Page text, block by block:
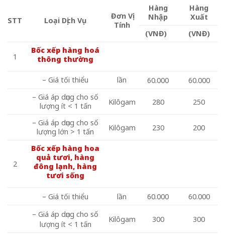
STT Loại Dịch Vụ
Đơn Vị
Tính
Hàng
Nhập
Hàng
Xuất
(VNĐ)
(VNĐ)
1
Bốc xếp hàng hoá
thông thường
– Giá tối thiểu lần 60.000
60.000
– Giá áp dụng cho số
lượng ít < 1 tấn
Kilôgam 280 250
– Giá áp dụng cho số
lượng lớn > 1 tấn
Kilôgam 230 200
2
Bốc xếp hàng hoa
quả tươi, hàng
đông lạnh, hàng
tươi sống
– Giá tối thiểu lần 60.000
60.000
– Giá áp dụng cho số
lượng ít < 1 tấn
Kilôgam 300 300